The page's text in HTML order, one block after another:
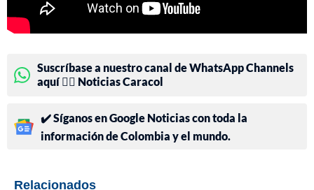
Suscríbase a nuestro canal de WhatsApp Channels
aquí 👉🏻 Noticias Caracol
✔️ Síganos en Google Noticias con toda la
información de Colombia y el mundo.
Relacionados